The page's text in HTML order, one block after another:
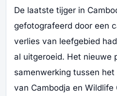
De laatste tijger in
gefotografeerd door een
verlies van leefgebied
al uitgeroeid. Het nieuwe
samenwerking tussen
van Cambodja en Wildlife